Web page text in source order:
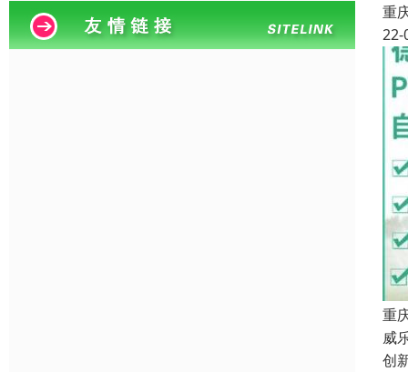
重
22-
重
威
创